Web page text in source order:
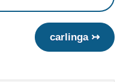
carlinga ↣